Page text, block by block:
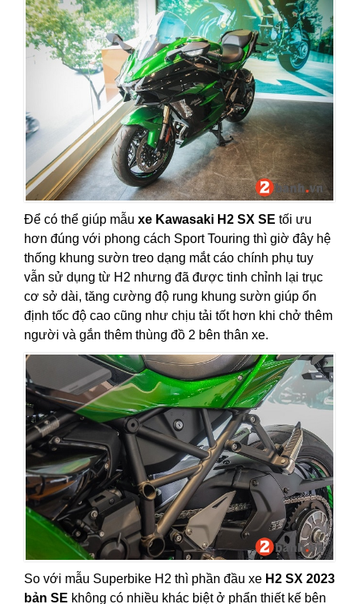
Để có thể giúp mẫu xe Kawasaki H2 SX SE tối ưu
hơn đúng với phong cách Sport Touring thì giờ đây hệ
thống khung sườn treo dạng mắt cáo chính phụ tuy
vẫn sử dụng từ H2 nhưng đã được tinh chỉnh lại trục
cơ sở dài, tăng cường độ rung khung sườn giúp ổn
định tốc độ cao cũng như chịu tải tốt hơn khi chở thêm
người và gắn thêm thùng đồ 2 bên thân xe.
So với mẫu Superbike H2 thì phần đầu xe H2 SX 2023
bản SE không có nhiều khác biệt ở phẩn thiết kế bên